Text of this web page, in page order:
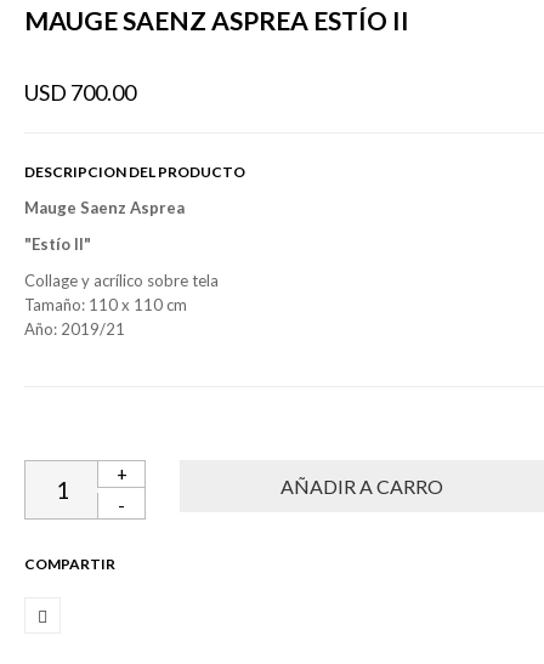
MAUGE SAENZ ASPREA ESTÍO II
USD 700.00
DESCRIPCION DEL PRODUCTO
Mauge Saenz Asprea
"Estío II"
Collage y acrílico sobre tela
Tamaño: 110 x 110 cm
Año: 2019/21
+
-
COMPARTIR